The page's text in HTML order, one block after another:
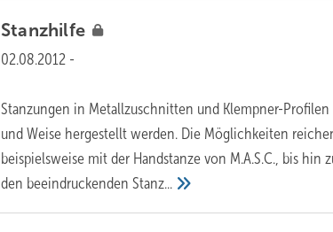
Stanzhilfe
02.08.2012 -
Stanzungen in Metallzuschnitten und Klempner-
und Weise hergestellt werden. Die Möglichkeiten
beispielsweise mit der Handstanze von M.A.S.C., bis
den beeindruckendenStanz...